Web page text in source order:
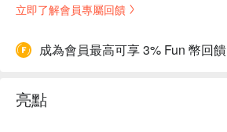
立即了解會員專屬回饋
成為會員最高可享 3% Fun 幣回饋
亮點